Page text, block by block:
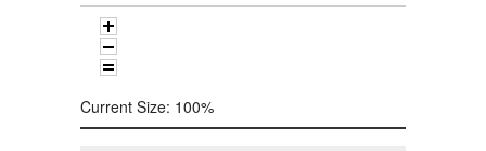
Current Size: 100%